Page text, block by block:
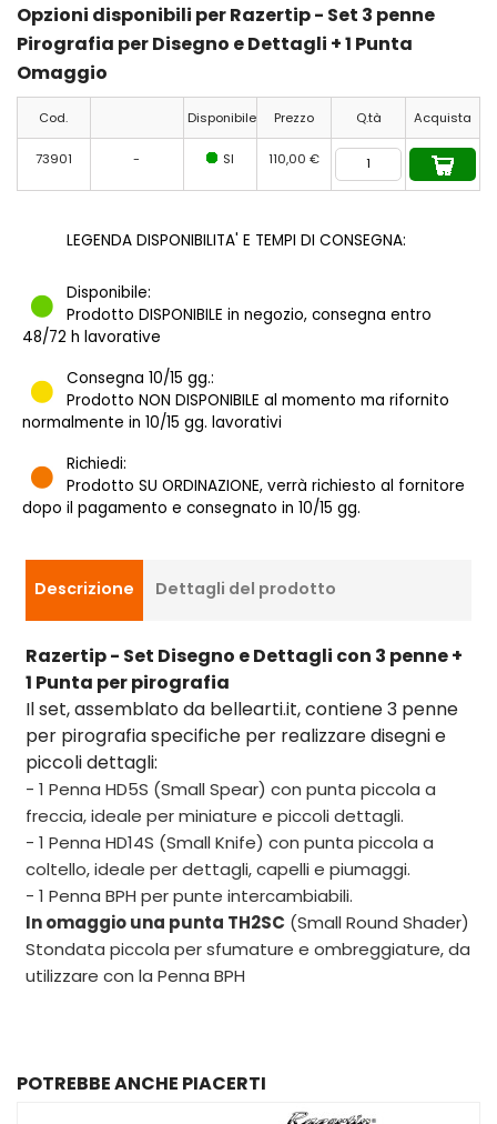
Opzioni disponibili per Razertip - Set 3 penne
Pirografia per Disegno e Dettagli + 1 Punta
Omaggio
Cod. Disponibile Prezzo Q.tà Acquista
73901 - SI 110,00 €
LEGENDA DISPONIBILITA' E TEMPI DI CONSEGNA:
Disponibile:
Prodotto DISPONIBILE in negozio, consegna entro
48/72 h lavorative
Consegna 10/15 gg.:
Prodotto NON DISPONIBILE al momento ma rifornito
normalmente in 10/15 gg. lavorativi
Richiedi:
Prodotto SU ORDINAZIONE, verrà richiesto al fornitore
dopo il pagamento e consegnato in 10/15 gg.
Descrizione Dettagli del prodotto
Razertip - Set Disegno e Dettagli con 3 penne +
1 Punta per pirografia
Il set, assemblato da bellearti.it, contiene 3 penne
per pirografia specifiche per realizzare disegni e
piccoli dettagli:
- 1 Penna HD5S (Small Spear) con punta piccola a
freccia, ideale per miniature e piccoli dettagli.
- 1 Penna HD14S (Small Knife) con punta piccola a
coltello, ideale per dettagli, capelli e piumaggi.
- 1 Penna BPH per punte intercambiabili.
In omaggio una punta TH2SC (Small Round Shader)
Stondata piccola per sfumature e ombreggiature, da
utilizzare con la Penna BPH
POTREBBE ANCHE PIACERTI